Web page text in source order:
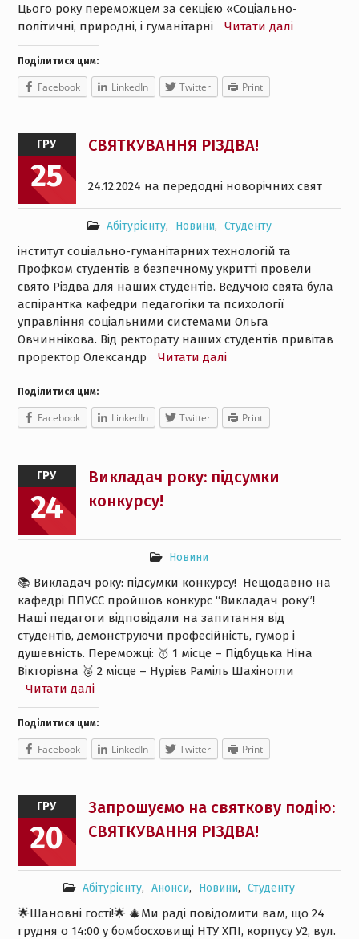
Цього року переможцем за секцією «Соціально-
політичні, природні, і гуманітарні
Читати далі
Поділитися цим:
Facebook LinkedIn Twitter Print
ГРУ
25
СВЯТКУВАННЯ РІЗДВА!
Абітурієнту, Новини, Студенту
24.12.2024 на передодні новорічних свят
інститут соціально-гуманітарних технологій та
Профком студентів в безпечному укритті провели
свято Різдва для наших студентів. Ведучою свята була
аспірантка кафедри педагогіки та психології
управління соціальними системами Ольга
Овчиннікова. Від ректорату наших студентів привітав
проректор Олександр
Читати далі
Поділитися цим:
Facebook LinkedIn Twitter Print
ГРУ
24
Викладач року: підсумки
конкурсу!
Новини
📚 Викладач року: підсумки конкурсу! Нещодавно на
кафедрі ППУСС пройшов конкурс “Викладач року”!
Наші педагоги відповідали на запитання від
студентів, демонструючи професійність, гумор і
душевність. Переможці: 🥇 1 місце – Підбуцька Ніна
Вікторівна 🥈 2 місце – Нурієв Раміль Шахіногли
Читати далі
Поділитися цим:
Facebook LinkedIn Twitter Print
ГРУ
20
Запрошуємо на святкову подію:
СВЯТКУВАННЯ РІЗДВА!
Абітурієнту, Анонси, Новини, Студенту
🌟Шановні гості!🌟 🎄Ми раді повідомити вам, що 24
грудня о 14:00 у бомбосховищі НТУ ХПІ, корпусу У2, вул.